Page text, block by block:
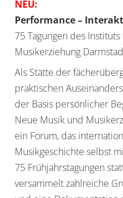
NEU:
Performance –
75 Tagungen des
Musikerziehung
Als Stätte der
praktischen
der Basis persönlicher
Neue Musik und
ein Forum, das
Musikgeschichte selbst
75 Frühjahrstagungen
versammelt zahlreiche